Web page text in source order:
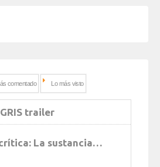
comentado Lo más visto
trailer
crítica: La sustancia…